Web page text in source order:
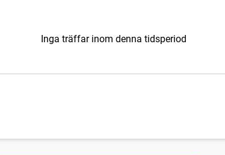
Inga träffar inom denna tidsperiod